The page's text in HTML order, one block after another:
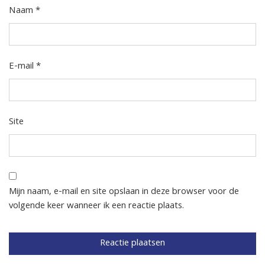
Naam*
E-mail*
Site
Mijn naam, e-mail en site opslaan in deze browser voor de
volgende keer wanneer ik een reactie plaats.